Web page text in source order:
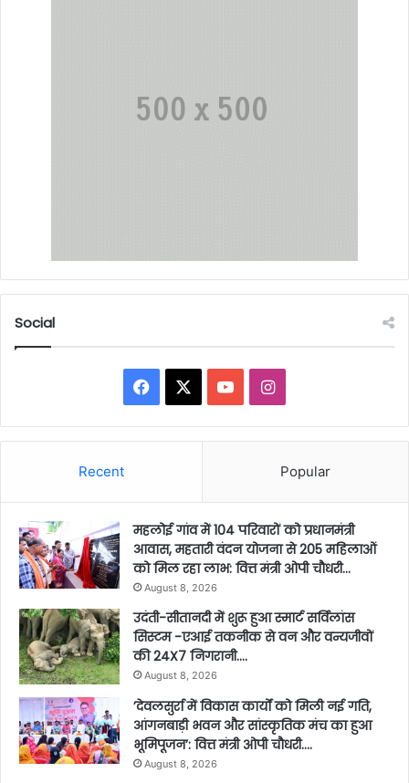
Social
Facebook YouTubeInstagram
Recent Popular
महलोई गांव में 104 परिवारों को प्रधानमंत्री
आवास, महतारी वंदन योजना से 205 महिलाओं
को मिल रहा लाभ: वित्त मंत्री ओपी चौधरी…
August 8, 2026
उदंती-सीतानदी में शुरू हुआ स्मार्ट सर्विलांस
सिस्टम -एआई तकनीक से वन और वन्यजीवों
की 24X7 निगरानी….
August 8, 2026
’देवलसुर्रा में विकास कार्यों को मिली नई गति,
आंगनबाड़ी भवन और सांस्कृतिक मंच का हुआ
भूमिपूजन’: वित्त मंत्री ओपी चौधरी….
August 8, 2026